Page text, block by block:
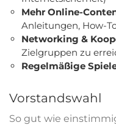
Mehr Online-
Anleitungen, How-
Networking &
Zielgruppen zu
Regelmäßige
Vorstandswahl
So gut wie